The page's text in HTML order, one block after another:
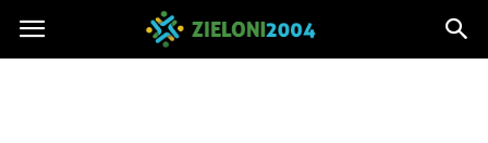
Zieloni2004.pl